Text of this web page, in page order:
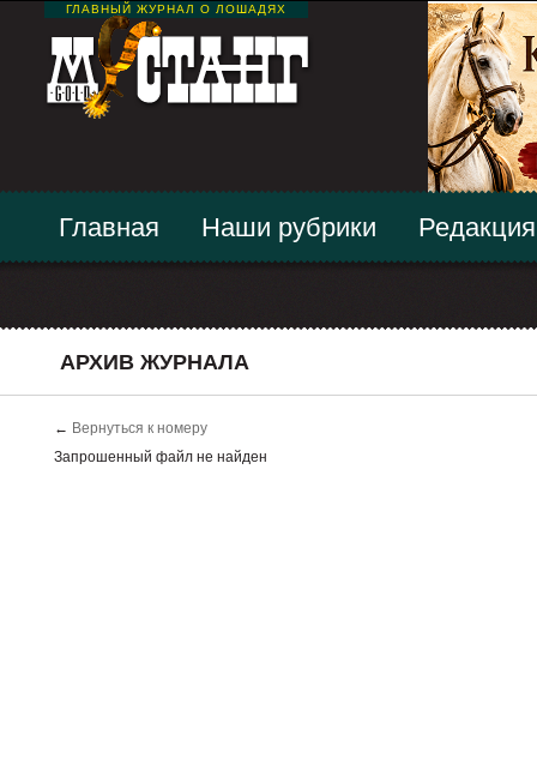
ГЛАВНЫЙ ЖУРНАЛ О ЛОШАДЯХ
Главная Наши рубрики Редакция
АРХИВ ЖУРНАЛА
← Вернуться к номеру
Запрошенный файл не найден